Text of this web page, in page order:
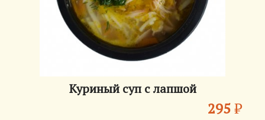
Куриный суп с лапшой
295₽